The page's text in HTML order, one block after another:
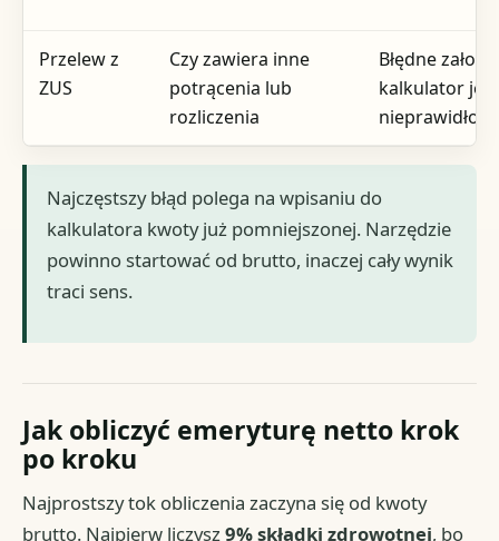
Przelew z
ZUS
Czy zawiera inne
potrącenia lub
rozliczenia
Błędne
kalkulator jest
Najczęstszy błąd polega na wpisaniu do
kalkulatora kwoty już pomniejszonej. Narzędzie
powinno startować od brutto, inaczej cały wynik
traci sens.
Jak obliczyć emeryturę netto krok
po kroku
Najprostszy tok obliczenia zaczyna się od kwoty
brutto. Najpierw liczysz9% składki zdrowotnej, bo